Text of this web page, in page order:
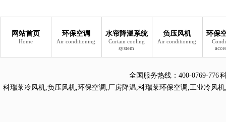
网站首页
Home
环保空调
Air conditioning
水帘降温系统
Curtain cooling
system
负压风机
Air conditioning
环保
全国服务热线： 400-0769-776
科瑞莱冷风机,负压风机,环保空调 ,厂房降温,科瑞莱环保空调 ,工业冷风机